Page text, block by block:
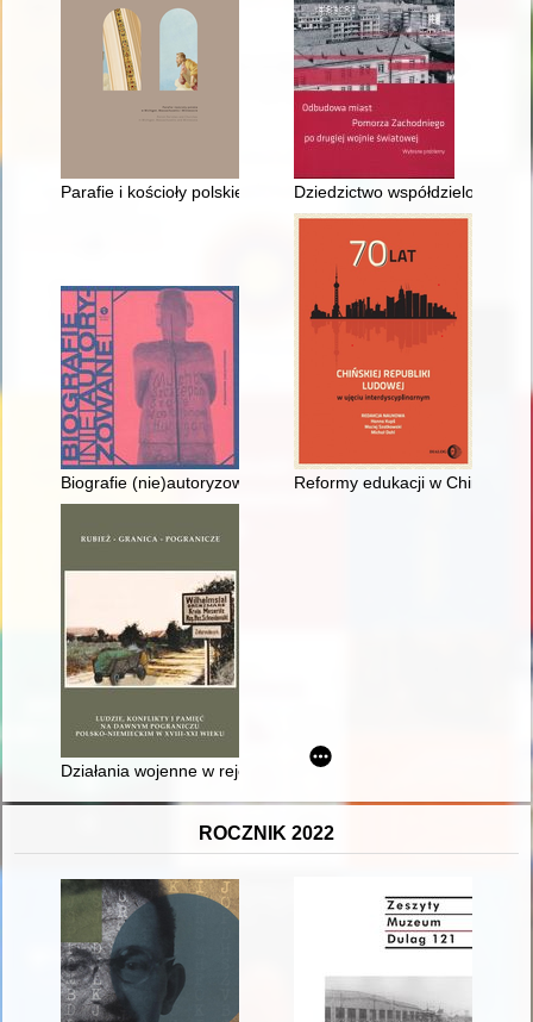
Parafie i kościoły polskie w Michigan, Massachusetts i
Dziedzictwo współdzielone :
Biografie (nie)autoryzowane = Biographies (un)authorized
Reformy edukacji w Chinach
Działania wojenne w rejonie Pszczewa w 1945 roku w
ROCZNIK 2022